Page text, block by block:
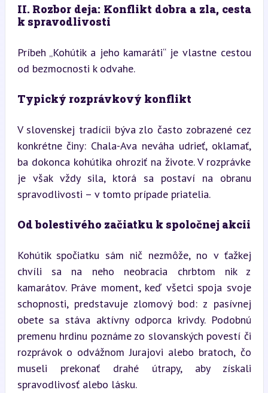
II. Rozbor deja: Konflikt dobra a zla, cesta
k spravodlivosti
Príbeh „Kohútik a jeho kamaráti“ je vlastne cestou
od bezmocnosti k odvahe.
Typický rozprávkový konflikt
V slovenskej tradícii býva zlo často zobrazené cez
konkrétne činy: Chala-Ava neváha udrieť, oklamať,
ba dokonca kohútika ohroziť na živote. V rozprávke
je však vždy sila, ktorá sa postaví na obranu
spravodlivosti – v tomto prípade priatelia.
Od bolestivého začiatku k spoločnej akcii
Kohútik spočiatku sám nič nezmôže, no v ťažkej
chvíli sa na neho neobracia chrbtom nik z
kamarátov. Práve moment, keď všetci spoja svoje
schopnosti, predstavuje zlomový bod: z pasívnej
obete sa stáva aktívny odporca krivdy. Podobnú
premenu hrdinu poznáme zo slovanských povestí či
rozprávok o odvážnom Jurajovi alebo bratoch, čo
museli prekonať drahé útrapy, aby získali
spravodlivosť alebo lásku.